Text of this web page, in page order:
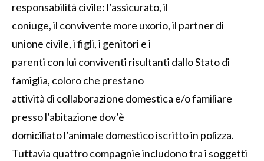
responsabilità civile: l’assicurato, il
coniuge, il convivente more uxorio, il partner di
unione civile, i figli, i genitori e i
parenti con lui conviventi risultanti dallo Stato di
famiglia, coloro che prestano
attività di collaborazione domestica e/o familiare
presso l’abitazione dov’è
domiciliato l’animale domestico iscritto in polizza.
Tuttavia quattro compagnie includono tra i soggetti